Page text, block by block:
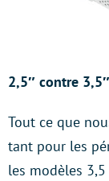
2,5″ contre 3,5″
Tout ce que
tant pour les
les modèles